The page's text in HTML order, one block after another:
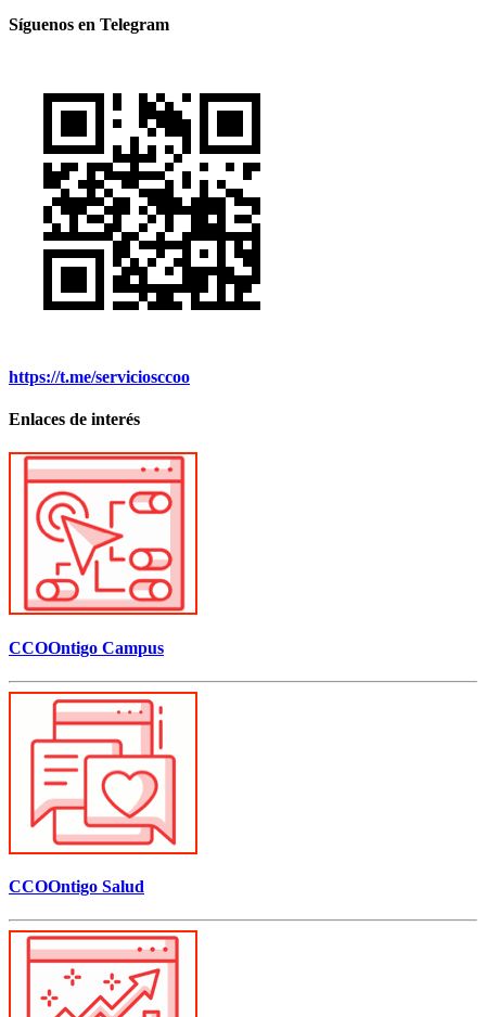
Síguenos en Telegram
https://t.me/serviciosccoo
Enlaces de interés
CCOOntigo Campus
CCOOntigo Salud